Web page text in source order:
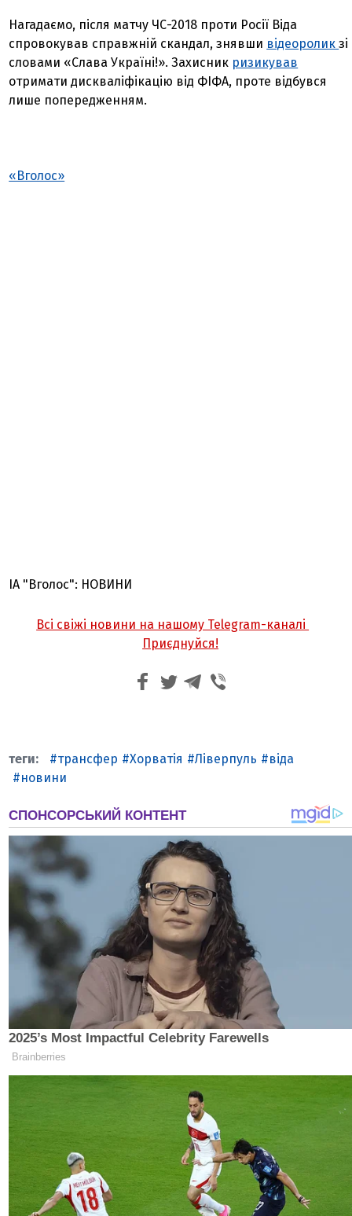
Нагадаємо, після матчу ЧС-2018 проти Росії Віда
спровокував справжній скандал, знявши відеороликзі
словами «Слава Україні!». Захисник ризикував
отримати дискваліфікацію від ФІФА, проте відбувся
лише попередженням.
«Вголос»
ІА "Вголос": НОВИНИ
Всі свіжі новини на нашому Telegram-каналі
Приєднуйся!
трансфер Хорватія Ліверпуль
віда
новини